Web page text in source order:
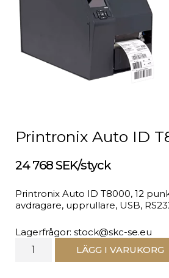
Printronix Auto ID
24 768 SEK/styck
Printronix Auto ID T8000, 12
avdragare, upprullare, USB,
Lagerfrågor: stock@skc-se.eu
LÄGG I VARUKORG